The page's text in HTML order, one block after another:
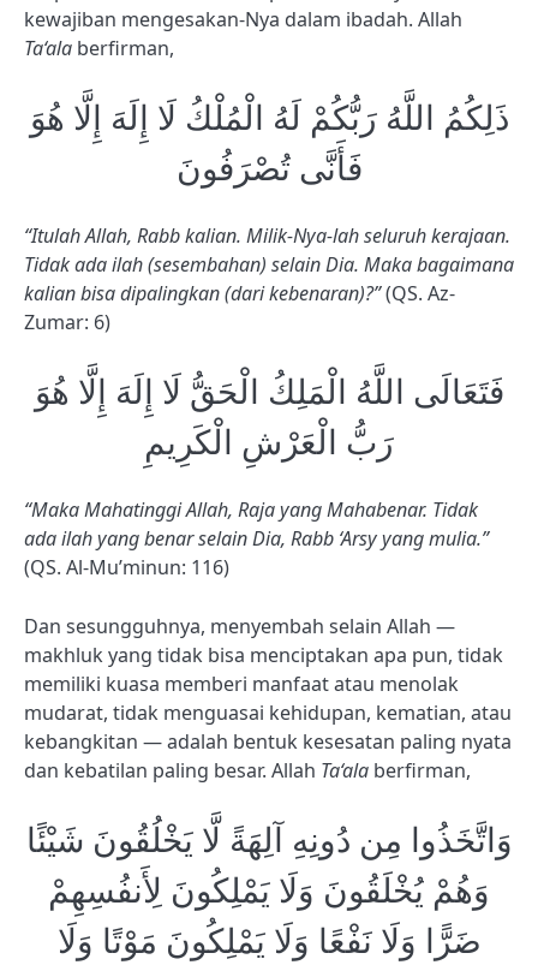
kewajiban mengesakan-Nya dalam ibadah. Allah
Ta‘ala berfirman,
ذَلِكُمُ اللَّهُ رَبُّكُمْ لَهُ الْمُلْكُ لَا إِلَهَ إِلَّا هُوَ
فَأَنَّى تُصْرَفُونَ
“Itulah Allah, Rabb kalian. Milik-Nya-lah seluruh kerajaan.
Tidak ada ilah (sesembahan) selain Dia. Maka bagaimana
kalian bisa dipalingkan (dari kebenaran)?”(QS. Az-
Zumar: 6)
فَتَعَالَى اللَّهُ الْمَلِكُ الْحَقُّ لَا إِلَهَ إِلَّا هُوَ
رَبُّ الْعَرْشِ الْكَرِيمِ
“Maka Mahatinggi Allah, Raja yang Mahabenar. Tidak
ada ilah yang benar selain Dia, Rabb ‘Arsy yang mulia.”
(QS. Al-Mu’minun: 116)
Dan sesungguhnya, menyembah selain Allah —
makhluk yang tidak bisa menciptakan apa pun, tidak
memiliki kuasa memberi manfaat atau menolak
mudarat, tidak menguasai kehidupan, kematian, atau
kebangkitan — adalah bentuk kesesatan paling nyata
dan kebatilan paling besar. Allah Ta‘ala berfirman,
وَاتَّخَذُوا مِن دُونِهِ آلِهَةً لَّا يَخْلُقُونَ شَيْئًا
وَهُمْ يُخْلَقُونَ وَلَا يَمْلِكُونَ لِأَنفُسِهِمْ
ضَرًّا وَلَا نَفْعًا وَلَا يَمْلِكُونَ مَوْتًا وَلَا